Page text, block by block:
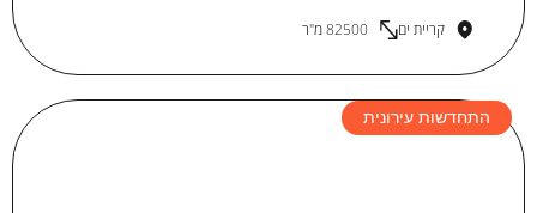
קריית ים 82500 מ"ר
התחדשות עירונית